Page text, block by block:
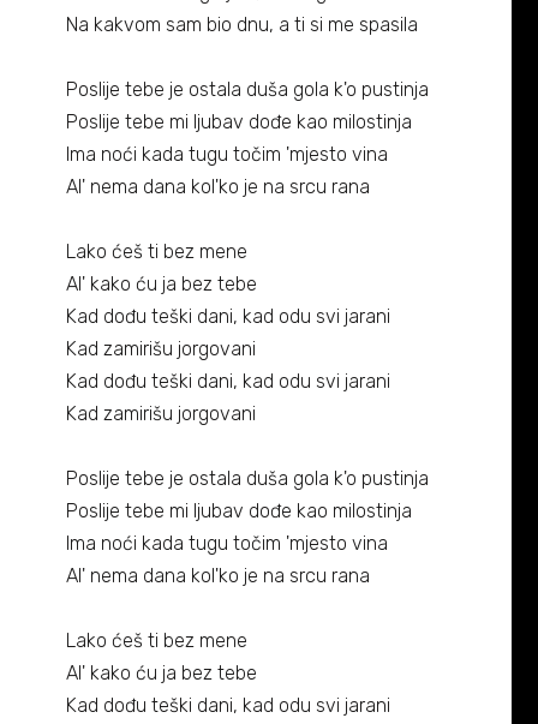
Kontakt
Na kakvom sam bio dnu, a ti si me spasila
Poslije tebe je ostala duša gola k'o pustinja
Poslije tebe mi ljubav dođe kao milostinja
Ima noći kada tugu točim 'mjesto vina
Al' nema dana kol'ko je na srcu rana
Lako ćeš ti bez mene
Al' kako ću ja bez tebe
Kad dođu teški dani, kad odu svi jarani
Kad zamirišu jorgovani
Kad dođu teški dani, kad odu svi jarani
Kad zamirišu jorgovani
Poslije tebe je ostala duša gola k'o pustinja
Poslije tebe mi ljubav dođe kao milostinja
Ima noći kada tugu točim 'mjesto vina
Al' nema dana kol'ko je na srcu rana
Lako ćeš ti bez mene
Al' kako ću ja bez tebe
Kad dođu teški dani, kad odu svi jarani